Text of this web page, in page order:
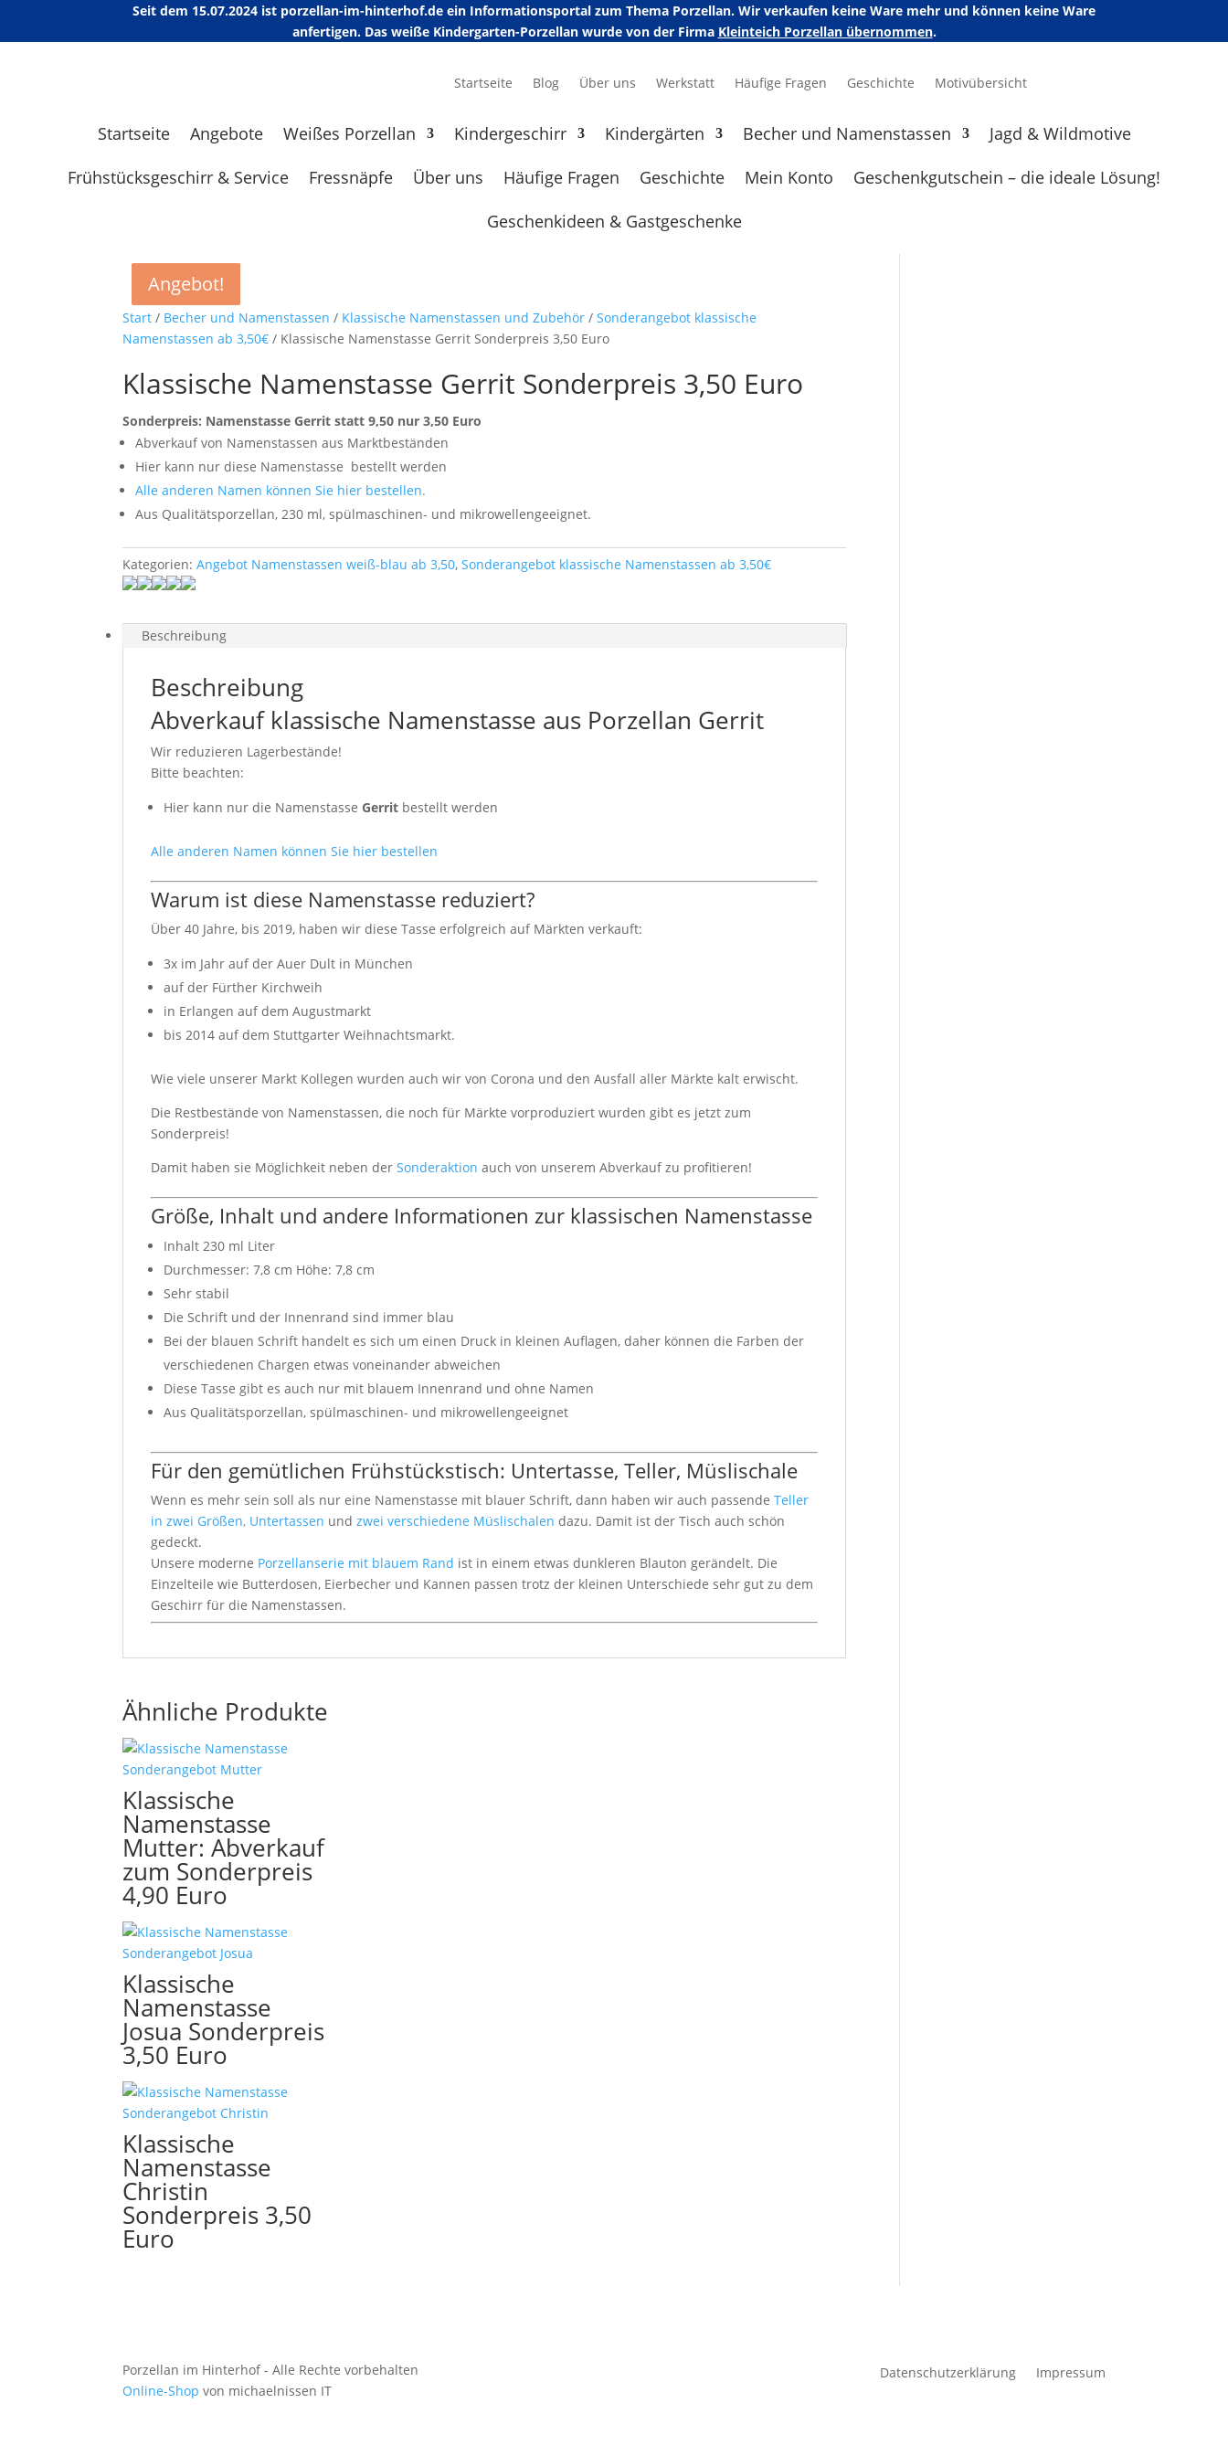
Seit dem 15.07.2024 ist porzellan-im-hinterhof.de ein Informationsportal zum Thema Porzellan. Wir verkaufen keine Ware mehr und können keine Ware
anfertigen. Das weiße Kindergarten-Porzellan wurde von der Firma Kleinteich Porzellan übernommen.
Startseite Blog Über uns Werkstatt Häufige Fragen Geschichte Motivübersicht
Startseite Angebote Weißes Porzellan Kindergeschirr Kindergärten Becher und Namenstassen
Jagd & Wildmotive
Frühstücksgeschirr & Service
Fressnäpfe Über uns Häufige Fragen Geschichte Mein Konto
Geschenkgutschein – die ideale Lösung!
Geschenkideen & Gastgeschenke
Start / Becher und Namenstassen / Klassische Namenstassen und Zubehör /Sonderangebot klassische
Namenstassen ab 3,50€ / Klassische Namenstasse Gerrit Sonderpreis 3,50 Euro
Angebot!
Klassische Namenstasse Gerrit Sonderpreis 3,50 Euro
Sonderpreis: Namenstasse Gerrit statt 9,50 nur 3,50 Euro
Abverkauf von Namenstassen aus Marktbeständen
Hier kann nur diese Namenstasse bestellt werden
Alle anderen Namen können Sie hier bestellen.
Aus Qualitätsporzellan, 230 ml, spülmaschinen- und mikrowellengeeignet.
Kategorien:Angebot Namenstassen weiß-blau ab 3,50,Sonderangebot klassische Namenstassen ab 3,50€
Beschreibung
Beschreibung
Abverkauf klassische Namenstasse aus Porzellan Gerrit
Wir reduzieren Lagerbestände!
Bitte beachten:
Hier kann nur die NamenstasseGerrit bestellt werden
Alle anderen Namen können Sie hier bestellen
Warum ist diese Namenstasse reduziert?
Über 40 Jahre, bis 2019, haben wir diese Tasse erfolgreich auf Märkten verkauft:
3x im Jahr auf der Auer Dult in München
auf der Fürther Kirchweih
in Erlangen auf dem Augustmarkt
bis 2014 auf dem Stuttgarter Weihnachtsmarkt.
Wie viele unserer Markt Kollegen wurden auch wir von Corona und den Ausfall aller Märkte kalt erwischt.
Die Restbestände von Namenstassen, die noch für Märkte vorproduziert wurden gibt es jetzt zum
Sonderpreis!
Damit haben sie Möglichkeit neben derSonderaktion auch von unserem Abverkauf zu profitieren!
Größe, Inhalt und andere Informationen zur klassischen Namenstasse
Inhalt 230 ml Liter
Durchmesser: 7,8 cm Höhe: 7,8 cm
Sehr stabil
Die Schrift und der Innenrand sind immer blau
Bei der blauen Schrift handelt es sich um einen Druck in kleinen Auflagen, daher können die Farben der
verschiedenen Chargen etwas voneinander abweichen
Diese Tasse gibt es auch nur mit blauem Innenrand und ohne Namen
Aus Qualitätsporzellan, spülmaschinen- und mikrowellengeeignet
Für den gemütlichen Frühstückstisch: Untertasse, Teller, Müslischale
Wenn es mehr sein soll als nur eine Namenstasse mit blauer Schrift, dann haben wir auch passendeTeller
in zwei Größen, Untertassen undzwei verschiedene Müslischalen dazu. Damit ist der Tisch auch schön
gedeckt.
Unsere moderne Porzellanserie mit blauem Rand ist in einem etwas dunkleren Blauton gerändelt. Die
Einzelteile wie Butterdosen, Eierbecher und Kannen passen trotz der kleinen Unterschiede sehr gut zu dem
Geschirr für die Namenstassen.
Ähnliche Produkte
Angebot!
Klassische
Namenstasse
Mutter: Abverkauf
zum Sonderpreis
4,90 Euro
Angebot!
Klassische
Namenstasse
Josua Sonderpreis
3,50 Euro
Angebot!
Klassische
Namenstasse
Christin
Sonderpreis 3,50
Euro
Porzellan im Hinterhof - Alle Rechte vorbehalten
Online-Shop von michaelnissen IT
Datenschutzerklärung Impressum